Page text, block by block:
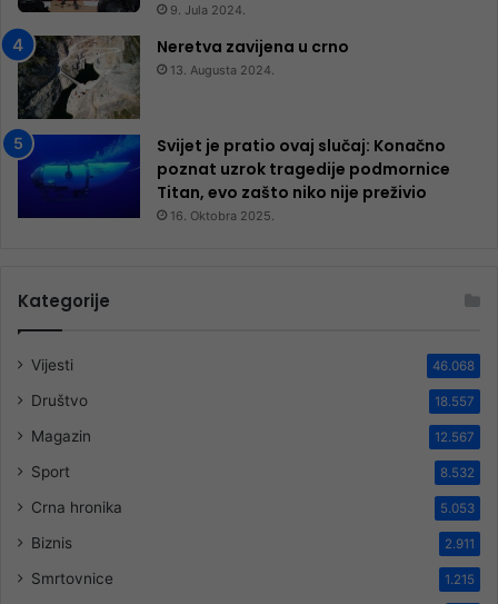
9. Jula 2024.
Neretva zavijena u crno
13. Augusta 2024.
Svijet je pratio ovaj slučaj: Konačno
poznat uzrok tragedije podmornice
Titan, evo zašto niko nije preživio
16. Oktobra 2025.
Kategorije
Vijesti 46.068
Društvo 18.557
Magazin 12.567
Sport 8.532
Crna hronika 5.053
Biznis 2.911
Smrtovnice 1.215